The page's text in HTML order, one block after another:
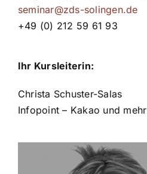
seminar@zds-solingen.de
+49 (0) 212 59 61 93
Ihr Kursleiterin:
Christa Schuster-Salas
Infopoint – Kakao und mehr